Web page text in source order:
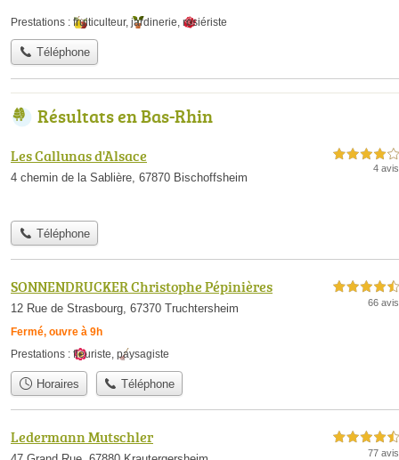
Prestations : fruiticulteur, jardinerie, rosiériste
Téléphone
Résultats en Bas-Rhin
Les Callunas d'Alsace
4 chemin de la Sablière, 67870 Bischoffsheim
4,0 étoiles sur 5
4 avis
Téléphone
SONNENDRUCKER Christophe Pépinières
12 Rue de Strasbourg, 67370 Truchtersheim
Fermé, ouvre à 9h
4,5 étoiles sur 5
66 avis
Prestations : fleuriste, paysagiste
Horaires Téléphone
Ledermann Mutschler 4,5 étoiles sur 5
77 avis